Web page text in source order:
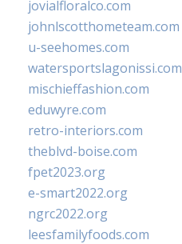
jovialfloralco.com
johnlscotthometeam.com
u-seehomes.com
watersportslagonissi.com
mischieffashion.com
eduwyre.com
retro-interiors.com
theblvd-boise.com
fpet2023.org
e-smart2022.org
ngrc2022.org
leesfamilyfoods.com